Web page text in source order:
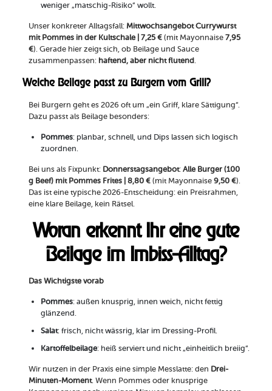
weniger „matschig-Risiko“ wollt.
Unser konkreter Alltagsfall: Mittwochsangebot Currywurst
mit Pommes in der Kultschale | 7,25 €(mit Mayonnaise 7,95
€). Gerade hier zeigt sich, ob Beilage und Sauce
zusammenpassen: haftend, aber nicht flutend.
Welche Beilage passt zu Burgern vom Grill?
Bei Burgern geht es 2026 oft um „ein Griff, klare Sättigung“.
Dazu passt als Beilage besonders:
Pommes: planbar, schnell, und Dips lassen sich logisch
zuordnen.
Bei uns als Fixpunkt: Donnerstagsangebot: Alle Burger (100
g Beef) mit Pommes Frites | 8,80 €(mit Mayonnaise 9,50 €).
Das ist eine typische 2026-Entscheidung: ein Preisrahmen,
eine klare Beilage, kein Rätsel.
Woran erkennt Ihr eine gute
Beilage im Imbiss-Alltag?
Das Wichtigste vorab
Pommes: außen knusprig, innen weich, nicht fettig
glänzend.
Salat: frisch, nicht wässrig, klar im Dressing-Profil.
Kartoffelbeilage: heiß serviert und nicht „einheitlich breiig“.
Wir nutzen in der Praxis eine simple Messlatte: den Drei-
Minuten-Moment. Wenn Pommes oder knusprige